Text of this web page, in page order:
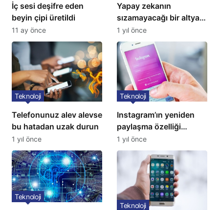
İç sesi deşifre eden
beyin çipi üretildi
11 ay önce
Yapay zekanın
sızamayacağı bir altyapı
geliştirildi
1 yıl önce
Telefonunuz alev alevse
bu hatadan uzak durun
Teknoloji
1 yıl önce
Instagram’ın yeniden
paylaşma özelliği
kullanıma açıldı
Teknoloji
1 yıl önce
Teknoloji
Teknoloji